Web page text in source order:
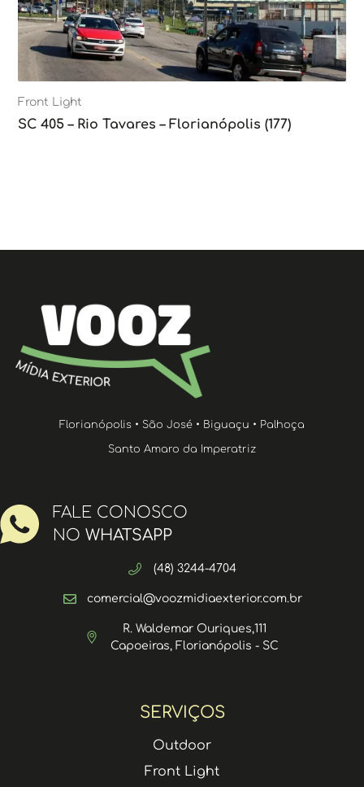
Front Light
SC 405 – Rio Tavares – Florianópolis (177)
SERVIÇOS
Outdoor
Front Light
Florianópolis • São José • Biguaçu • Palhoça
Santo Amaro da Imperatriz
FALE CONOSCO
NO WHATSAPP
(48) 3244-4704
comercial@voozmidiaexterior.com.br
R. Waldemar Ouriques,111
Capoeiras, Florianópolis - SC